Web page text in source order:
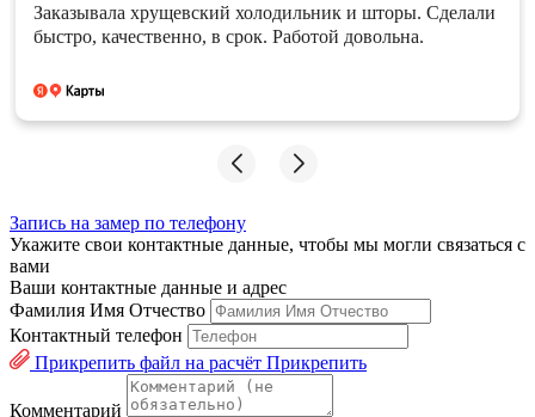
Заказывала хрущевский холодильник и шторы. Сделали
быстро, качественно, в срок. Работой довольна.
Запись на замер по телефону
Укажите свои контактные данные, чтобы мы могли связаться с
вами
Ваши контактные данные и адрес
Фамилия Имя Отчество
Контактный телефон
Прикрепить файл на расчёт Прикрепить
Комментарий